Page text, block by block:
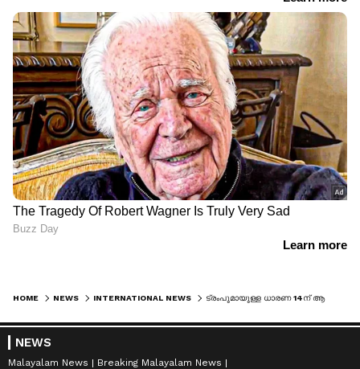
HOME NEWS INTERNATIONAL NEWS ട്രംപുമായുള്ള ധാരണ 14ന് ആകുന്നതിനെ ഇറാൻ ഭയന്നു, ഒരേയൊരു കാരണം, ചരിത്രപരമായ തീരുമാനം ട്രംപിന് ജന്മദിന സമ്മാനമാകരുതെന്ന ഇറാന്റെ നിര്‍ബന്ധം
NEWS
Malayalam News
Breaking Malayalam News